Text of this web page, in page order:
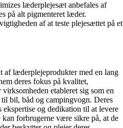
læderplejesæt anbefales af
på alt pigmenteret læder.
af at teste plejesættet på et
af læderplejeprodukter med en lang
deres fokus på kvalitet,
etableret sig som en
bil, båd og campingvogn. Deres
og dedikation til at levere
forbrugerne være sikre på, at de